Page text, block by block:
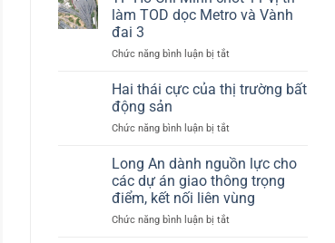
động
có
hội
trưởng
cao
dòng
bền
vững
làm TOD dọc Metro và Vành
đai 3
Chức năng bình luận bị tắtở
Hồ
Chí
chốt
vị
trí
làm
TOD
dọc
Hai thái cực của thị trường bất
động sản
Chức năng bình luận bị tắtở
thái
cực
của
thị
trường
Long An dành nguồn lực cho
các dự án giao thông trọng
điểm, kết nối liên vùng
Chức năng bình luận bị tắtở